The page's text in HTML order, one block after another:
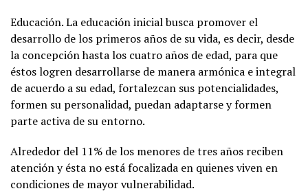
Educación. La educación inicial busca promover el
desarrollo de los primeros años de su vida, es decir, desde
la concepción hasta los cuatro años de edad, para que
éstos logren desarrollarse de manera armónica e integral
de acuerdo a su edad, fortalezcan sus potencialidades,
formen su personalidad, puedan adaptarse y formen
parte activa de su entorno.
Alrededor del 11% de los menores de tres años reciben
atención y ésta no está focalizada en quienes viven en
condiciones de mayor vulnerabilidad.